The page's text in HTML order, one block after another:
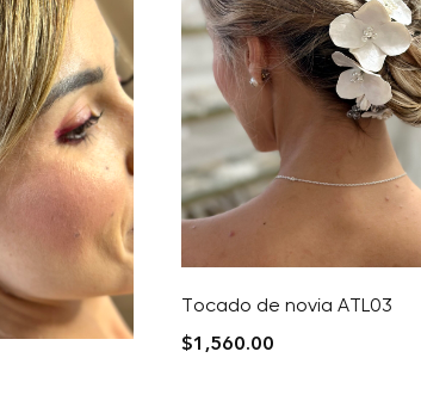
Tocado de novia ATL03
$1,560.00